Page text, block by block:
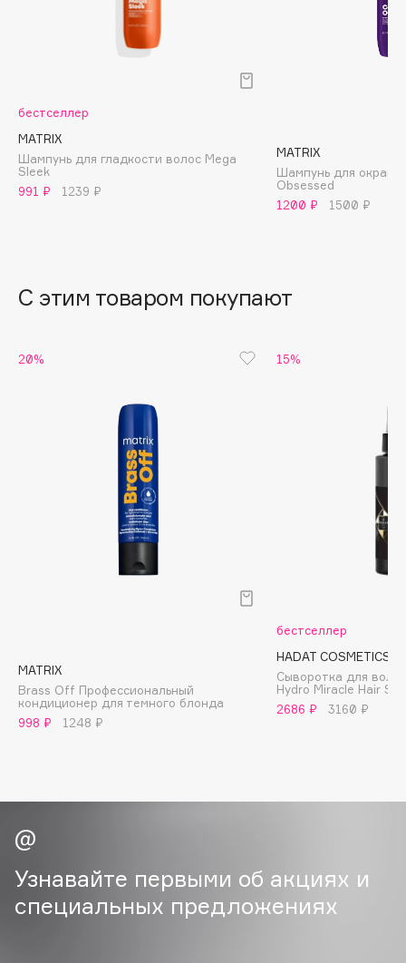
Basicare
Batiste
Bebble
Biodance
Boadicea The Victorious
Bvlgari
by TERRY
BY WISHTREND
C
Cadence
Capelli Dorati
бестселлер
MATRIX
Шампунь для гладкости волос Mega
Sleek
991 ₽
1239 ₽
MATRIX
Шампунь для
Obsessed
1200 ₽
1500 ₽
С этим товаром покупают
20%
MATRIX
Brass Off Профессиональный
кондиционер для темного блонда
998 ₽
1248 ₽
15%
бестселлер
HADAT COSMETICS
Сыворотка для
Hydro Miracle Hair
2686 ₽
3160 ₽
Узнавайте первыми об акциях и
специальных предложениях